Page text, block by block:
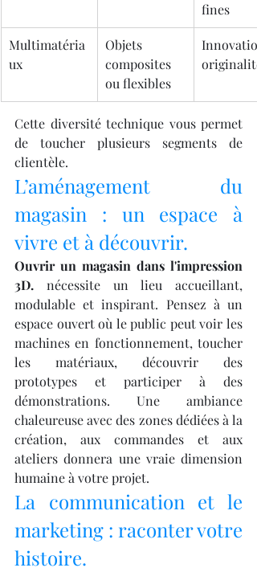
fines
Multimatéria
ux
Objets
composites
ou flexibles
originalité
Cette diversité technique vous permet
de toucher plusieurs segments de
clientèle.
L’aménagement du
magasin : un espace à
vivre et à découvrir.
Ouvrir un magasin dans l'impression
3D. nécessite un lieu accueillant,
modulable et inspirant. Pensez à un
espace ouvert où le public peut voir les
machines en fonctionnement, toucher
les matériaux, découvrir des
prototypes et participer à des
démonstrations. Une ambiance
chaleureuse avec des zones dédiées à la
création, aux commandes et aux
ateliers donnera une vraie dimension
humaine à votre projet.
La communication et le
marketing : raconter votre
histoire.